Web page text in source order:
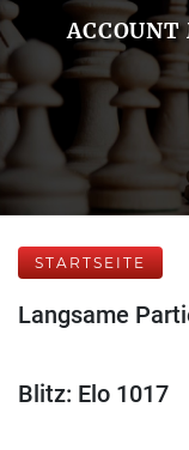
STARTSEITE
Langsame
Blitz: Elo 1017